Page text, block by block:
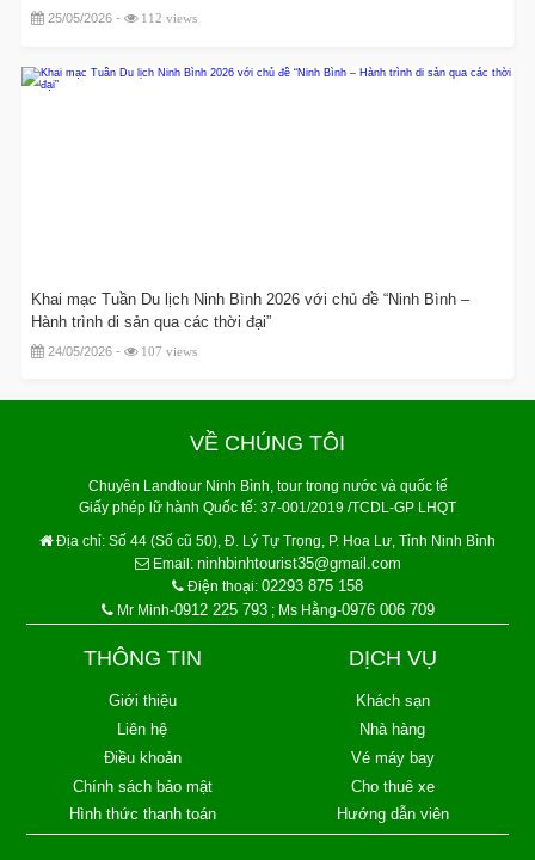
25/05/2026 - 112 views
Khai mạc Tuần Du lịch Ninh Bình 2026 với chủ đề “Ninh Bình –
Hành trình di sản qua các thời đại”
24/05/2026 - 107 views
VỀ CHÚNG TÔI
Chuyên Landtour Ninh Bình, tour trong nước và quốc tế
Giấy phép lữ hành Quốc tế: 37-001/2019 /TCDL-GP LHQT
Địa chỉ: Số 44 (Số cũ 50), Đ. Lý Tự Trọng, P. Hoa Lư, Tỉnh Ninh Bình
Email: ninhbinhtourist35@gmail.com
Điện thoại: 02293 875 158
Mr Minh-0912 225 793; Ms Hằng-0976 006 709
THÔNG TIN
Giới thiệu
Liên hệ
Điều khoản
Chính sách bảo mật
Hình thức thanh toán
DỊCH VỤ
Khách sạn
Nhà hàng
Vé máy bay
Cho thuê xe
Hướng dẫn viên